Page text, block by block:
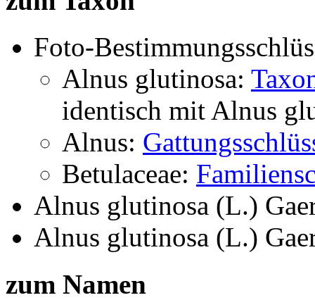
Foto-
Alnus glutinosa:
identisch mit Alnus
Alnus:
Betulaceae:
Alnus glutinosa (L.)
Alnus glutinosa (L.)
zum Namen